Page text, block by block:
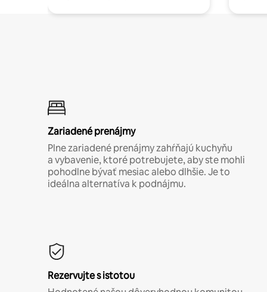
Zariadené prenájmy
Plne zariadené prenájmy zahŕňajú kuchyňu
a vybavenie, ktoré potrebujete, aby ste mohli
pohodlne bývať mesiac alebo dlhšie. Je to
ideálna alternatíva k podnájmu.
Rezervujte s istotou